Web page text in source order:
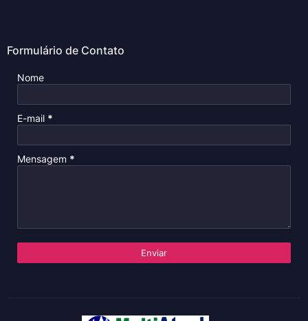
Formulário de Contato
Nome
E-mail *
Mensagem *